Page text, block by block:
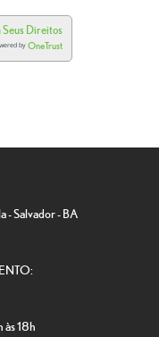
Seus Direitos
by OneTrust
- Salvador - BA
às 18h